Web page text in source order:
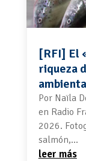
[RFI] El
riqueza
Por Naïla
en Radio
2026.
salmón,...
leer más